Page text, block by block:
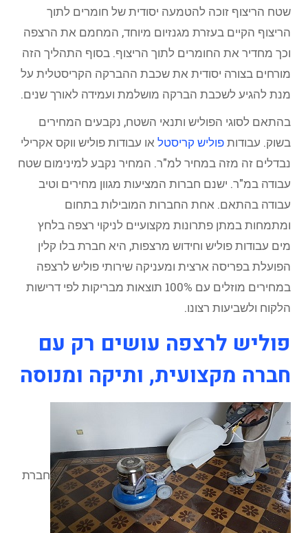
שטח הריצוף זוכה להטמעה יסודית של חומרים לתוך
הריצוף הקיים בעזרת מגנזיום מיוחד, המחמם את הרצפה
וכך מחדיר את החומרים לתוך הריצוף. בסוף התהליך הזה
מורחים בצורה יסודית את שכבת ההברקה הקריסטלית על
מנת להגיע לשכבת הברקה מושלמת ועמידה לאורך שנים.
בהתאם לסוגי הפוליש ותנאי השטח, נקבעים המחירים
בשוק. עבודותפוליש קריסטל או עבודות פוליש ווקס אקרילי
נבדלים זה מזה במחיר למ"ר. המחיר נקבע למינימום שטח
עבודה במ"ר. ישנם חברות המציעות מגוון מחירים וטיב
עבודה בהתאם. אחת החברות המובילות בתחום
ומתמחות במתן פתרונות מקצועיים לניקוי רצפה בלחץ
מים עבודות פוליש וחידוש מרצפות, היא חברת בלו קלין
הפועלת בפריסה ארצית ומעניקה שירותי פוליש לרצפה
במחירים מוזלים עם 100% תוצאות מבריקות לפי דרישות
הלקוח ולשביעות רצונו.
פוליש לרצפה עושים רק עם
חברה מקצועית, ותיקה ומנוסה
חברת